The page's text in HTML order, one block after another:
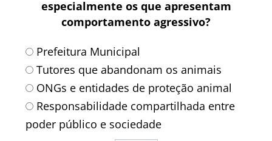
especialmente os que apresentam
comportamento agressivo?
Prefeitura Municipal
Tutores que abandonam os animais
ONGs e entidades de proteção animal
Responsabilidade compartilhada entre
poder público e sociedade